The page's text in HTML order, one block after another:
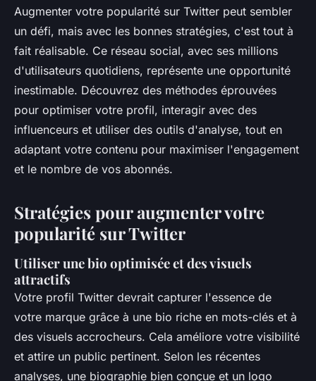
10 stratégies infaillibles pour
augmenter votre popularité
sur twitter
Julie•29 janvier 2025•4 min de lecture
Augmenter votre popularité sur Twitter peut sembler
un défi, mais avec les bonnes stratégies, c'est tout à
fait réalisable. Ce réseau social, avec ses millions
d'utilisateurs quotidiens, représente une opportunité
inestimable. Découvrez des méthodes éprouvées
pour optimiser votre profil, interagir avec des
influenceurs et utiliser des outils d'analyse, tout en
adaptant votre contenu pour maximiser l'engagement
et le nombre de vos abonnés.
Stratégies pour augmenter votre
popularité sur Twitter
Utiliser une bio optimisée et des visuels
attractifs
Votre profil Twitter devrait capturer l'essence de
votre marque grâce à une bio riche en mots-clés et à
des visuels accrocheurs. Cela améliore votre visibilité
et attire un public pertinent. Selon les récentes
analyses, une biographie bien conçue et un logo